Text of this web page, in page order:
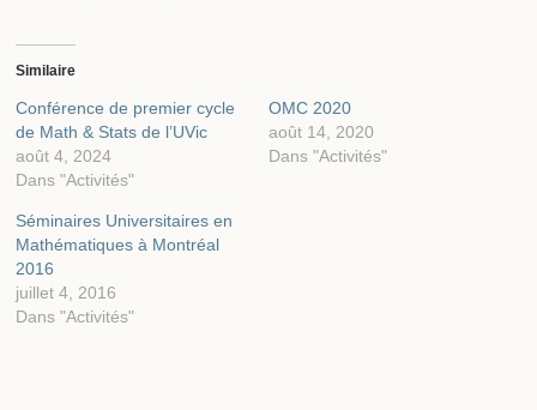
Similaire
Conférence de premier cycle
de Math & Stats de l’UVic
août 4, 2024
Dans "Activités"
OMC 2020
août 14, 2020
Dans "Activités"
Séminaires Universitaires en
Mathématiques à Montréal
2016
juillet 4, 2016
Dans "Activités"